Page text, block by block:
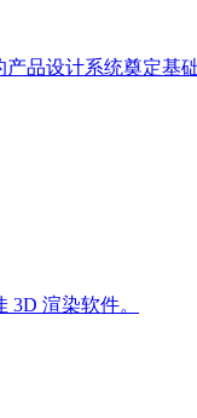
产品设计系统奠定基
3D 渲染软件。